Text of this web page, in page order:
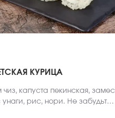
КУРИЦА
капуста пекинская, замес
рис, нори. Не забудьте